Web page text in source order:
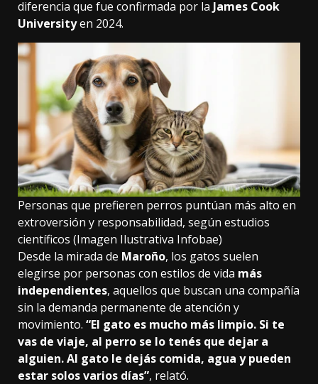
diferencia que fue confirmada por la James Cook
Universityen 2024.
Personas que prefieren perros puntúan más alto en
extroversión y responsabilidad, según estudios
científicos (Imagen Ilustrativa Infobae)
Desde la mirada de Maroño, los gatos suelen
elegirse por personas con estilos de vida más
independientes, aquellos que buscan una compañía
sin la demanda permanente de atención y
movimiento. “El gato es mucho más limpio. Si te
vas de viaje, al perro se lo tenés que dejar a
alguien. Al gato le dejás comida, agua y pueden
estar solos varios días”, relató.